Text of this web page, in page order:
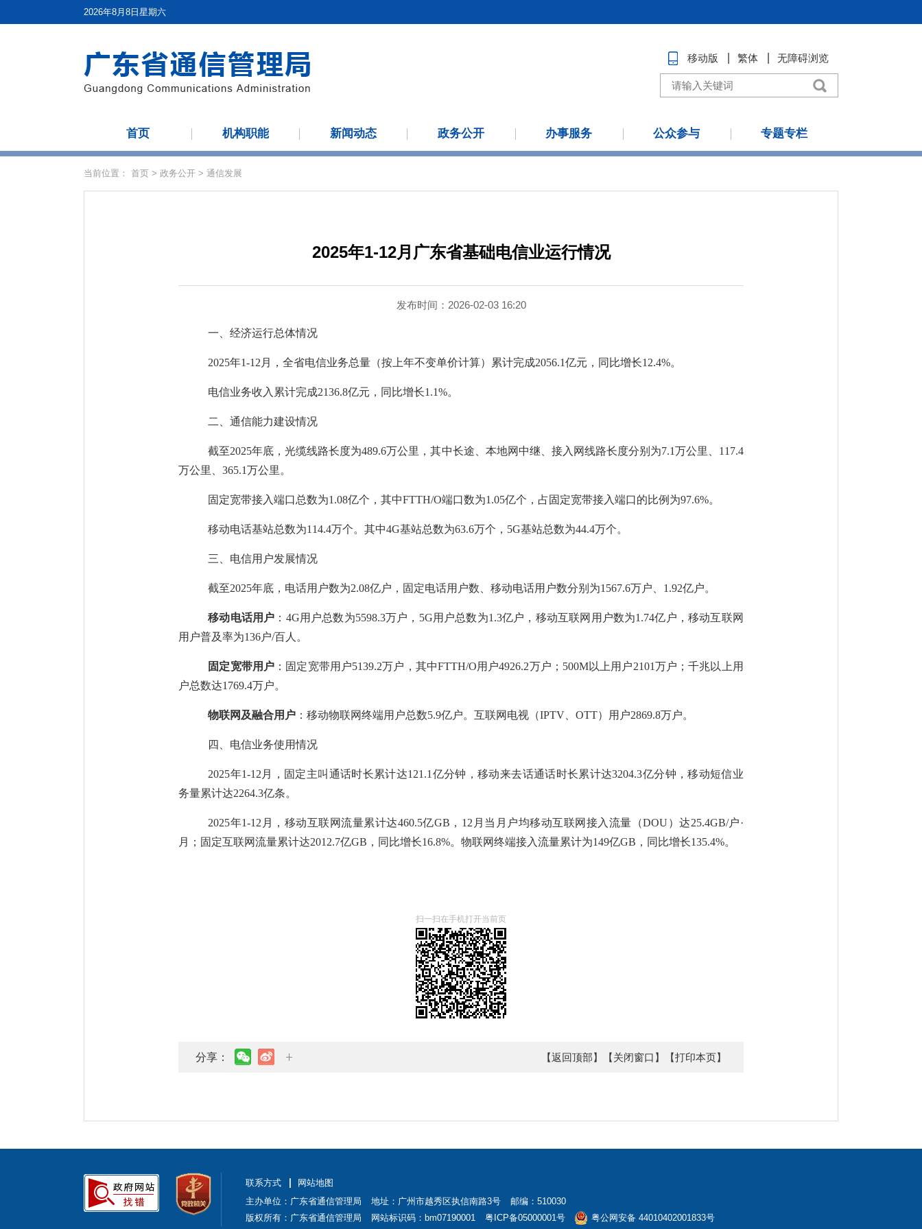
2026年8月8日星期六
移动版 繁体 无障碍浏览
首页 机构职能 新闻动态 政务公开 办事服务 公众参与 专题专栏
当前位置： 首页 > 政务公开 > 通信发展
2025年1-12月广东省基础电信业运行情况
发布时间：2026-02-03 16:20
一、经济运行总体情况
2025年1-12 月，全省电信业务总量 （按上年不变单价计算） 累计完成2056.1亿元，同比增长12.4%。
电信业务收入累计完成2136.8亿元，同比增长1.1%。
二 、通信能力建设情况
截至2025年底 ，光缆线路长度为489.6万公里，其中长途、本地网中继、接入网线路长度分别为7.1万公里、 117.4
万公里、365.1万公里。
固定宽带接入端口总数为1 .08亿个，其中FTTH/O端口数为1 .05亿个，占固定宽带接入端口的比例为97.6%。
移动电话基站总数为114.4万个。其中4G基站总数为63.6万个 ， 5G基站总数为44.4万个。
三 、电信用户发展情况
截至2025年底 ， 电话用户数为2.08亿户，固定电话用户数、移动电话用户数分别为1567.6万户、 1 .92亿户。
移动电话用户 ： 4G用户总数为5598.3万户 ， 5G用户总数为1.3亿户，移动互联网用户数为1.74亿户，移动互联网
用户普及率为136户/百人。
固定宽带用户 ：固定宽带用户5139.2万户，其中FTTH/O用户4926.2万户； 500M以上用户2101万户；千兆以上用
户总数达1769.4万户。
物联网及融合用户 ：移动物联网终端用户总数5.9亿户。互联网电视（IPTV 、OTT）用户2869.8万户。
四 、电信业务使用情况
2025年1-1 2 月，固定主叫通话时长累计达1 21.1 亿分钟 ，移动来去话通话时长累计达3204.3亿分钟 ，移动短信业
务量累计达2264.3亿条。
2025年1-1 2 月，移动互联网流量累计达460.5亿GB ， 12 月当月户均移动互联网接入流量（DOU ）达25.4GB/户·
月
； 固定互联网流量累计达2012.7亿GB ，同比增长16.8%。物联网终端接入流量累计为149亿GB ，同比增长135.4%。
扫一扫在手机打开当前页
分享： 【返回顶部】 【关闭窗口】 【打印本页】
联系方式
网站地图
主办单位：广东省通信管理局
地址：广州市越秀区执信南路3号
邮编：510030
版权所有：广东省通信管理局
网站标识码：bm07190001 粤ICP备05000001号 粤公网安备 44010402001833号